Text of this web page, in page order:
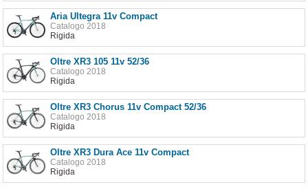
Aria Ultegra 11v Compact
Catalogo 2018
Rigida
Oltre XR3 105 11v 52/36
Catalogo 2018
Rigida
Oltre XR3 Chorus 11v Compact 52/36
Catalogo 2018
Rigida
Oltre XR3 Dura Ace 11v Compact
Catalogo 2018
Rigida